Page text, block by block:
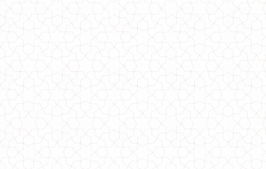
Жіноче стильне плаття з чорним фатином